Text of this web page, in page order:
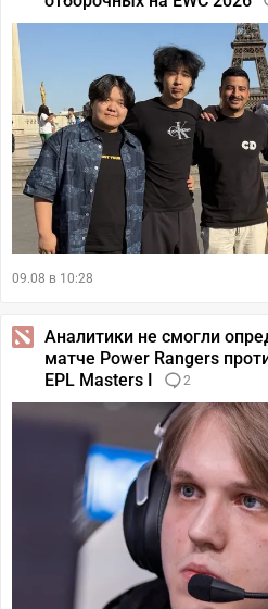
09.08 в 10:28
Аналитики не смогли
матче Power Rangers
EPL Masters I
2